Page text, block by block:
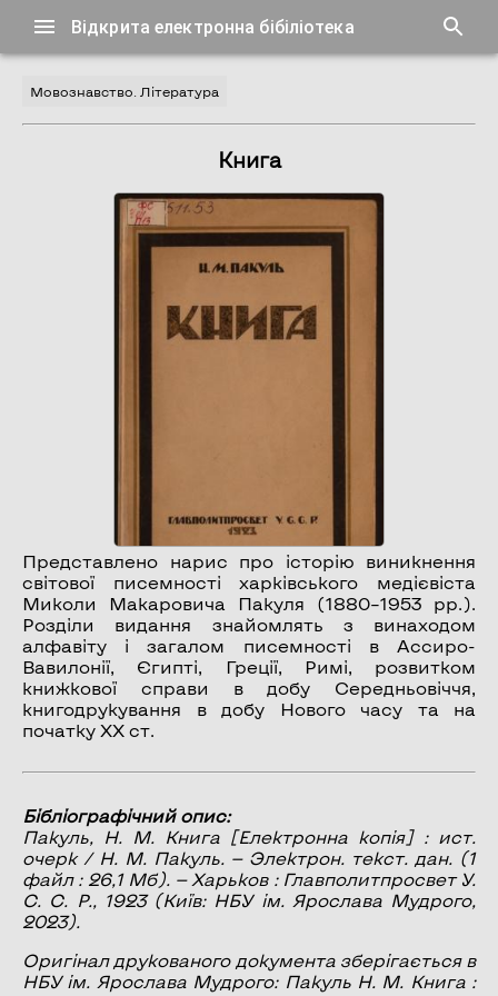
Відкрита електронна бібіліотека
Мовознавство. Література
Книга
Представлено нарис про історію виникнення
світової писемності харківського медієвіста
Миколи Макаровича Пакуля (1880–1953 рр.).
Розділи видання знайомлять з винаходом
алфавіту і загалом писемності в Ассиро-
Вавилонії, Єгипті, Греції, Римі, розвитком
книжкової справи в добу Середньовіччя,
книгодрукування в добу Нового часу та на
початку XX ст.
Бібліографічний опис:
Пакуль, Н. М.
Книга[Електронна копія] : ист.
очерк / Н. М. Пакуль. — Электрон. текст. дан. (1
файл : 26,1 Мб). — Харьков : Главполитпросвет У.
С. С. Р., 1923 (Київ: НБУ ім. Ярослава Мудрого,
2023).
Оригінал друкованого документа зберігається в
НБУ ім. Ярослава Мудрого: Пакуль Н. М. Книга :